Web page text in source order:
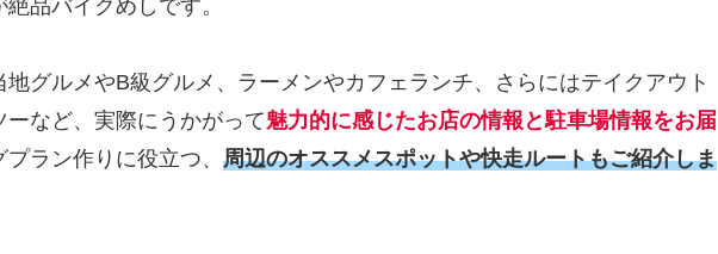
品バイクめしです。
グルメやB級グルメ、ラーメンやカフェランチ、さらにはテイクアウト
など、実際にうかがって魅力的に感じたお店の情報と駐車場情報をお届
ラン作りに役立つ、 周辺のオススメスポットや快走ルートもご紹介しま